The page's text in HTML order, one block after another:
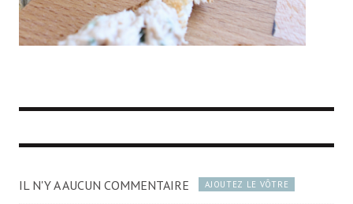
IL N'Y A AUCUN COMMENTAIRE AJOUTEZ LE VÔTRE